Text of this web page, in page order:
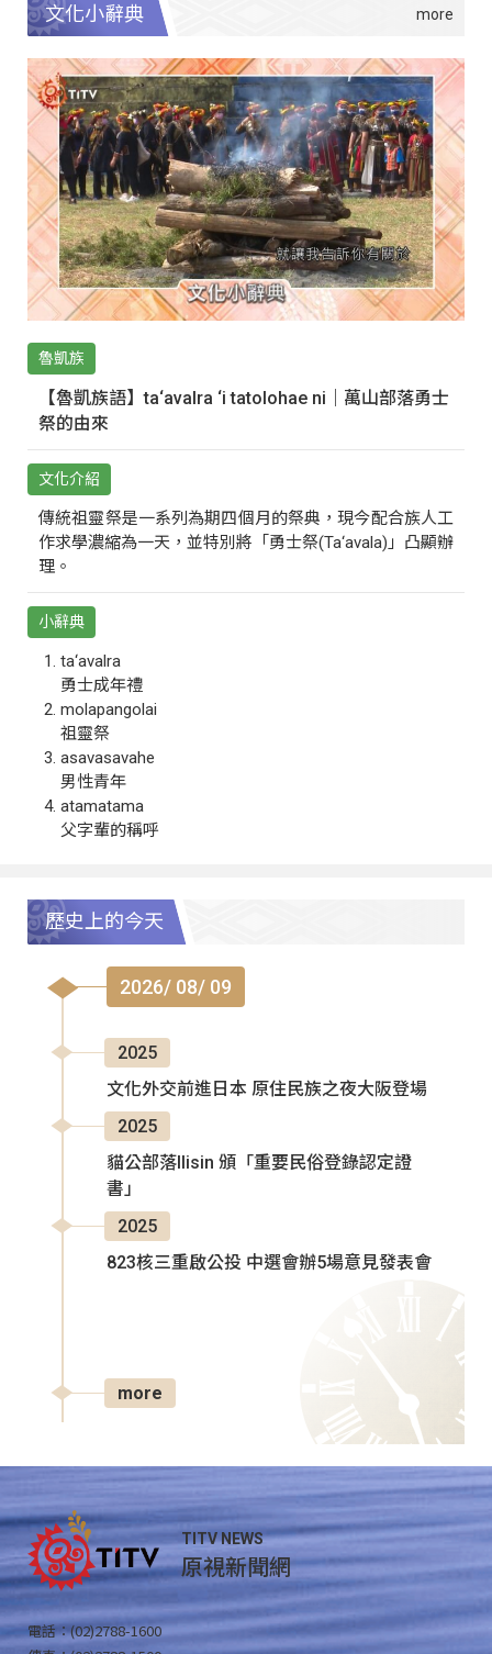
文化小辭典
魯凱族
【魯凱族語】ta‘avalra ‘i tatolohae ni｜萬山部落勇士
祭的由來
文化介紹
傳統祖靈祭是一系列為期四個月的祭典，現今配合族人工
作求學濃縮為一天，並特別將「勇士祭(Ta‘avala)」凸顯辦
理。
小辭典
ta‘avalra
勇士成年禮
molapangolai
祖靈祭
asavasavahe
男性青年
atamatama
父字輩的稱呼
歷史上的今天
2026/ 08/ 09
2025
文化外交前進日本 原住民族之夜大阪登場
2025
貓公部落Ilisin 頒「重要民俗登錄認定證
書」
2025
823核三重啟公投 中選會辦5場意見發表會
more
TITV NEWS
原視新聞網
電話：(02)2788-1600